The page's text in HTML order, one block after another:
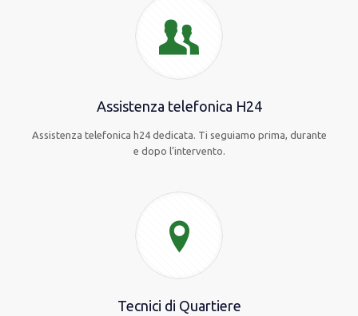
Assistenza telefonica H24
Assistenza telefonica h24 dedicata. Ti seguiamo prima, durante
e dopo l’intervento.
Tecnici di Quartiere